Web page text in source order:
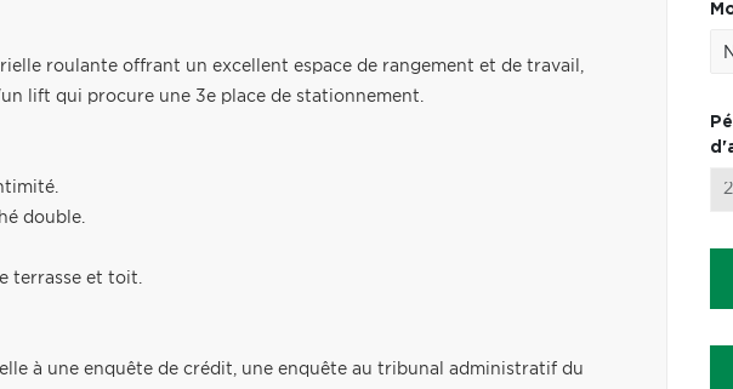
roulante offrant un excellent espace de rangement et de travail,
lift qui procure une 3e place de stationnement.
double.
terrasse et toit.
à une enquête de crédit, une enquête au tribunal administratif du